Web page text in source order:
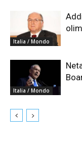
Italia / Mondo
Italia / Mondo